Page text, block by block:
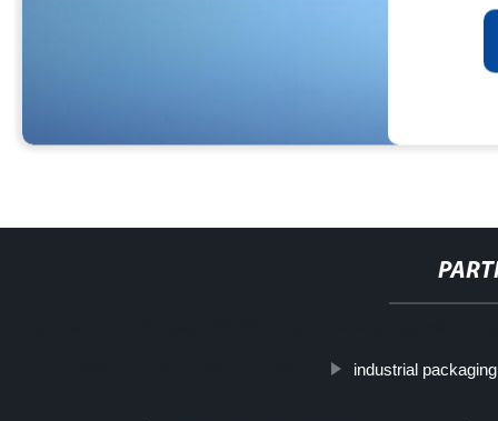
industrial